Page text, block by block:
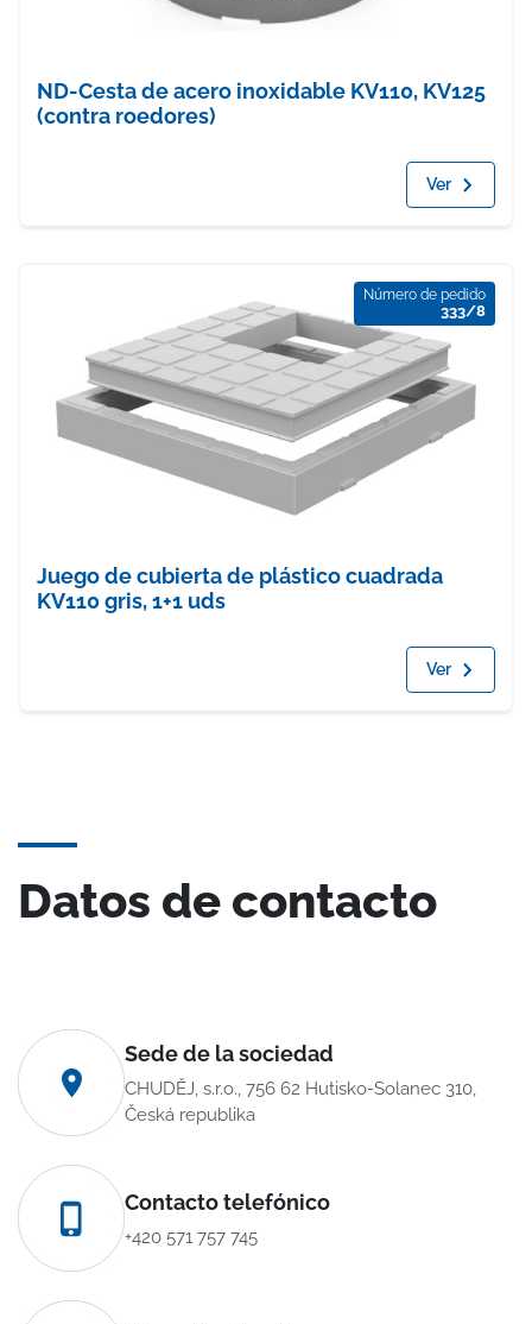
ND-Cesta de acero inoxidable KV110, KV125
(contra roedores)
Ver
Número de pedido
333/8
Juego de cubierta de plástico cuadrada
KV110 gris, 1+1 uds
Ver
Datos de contacto
Sede de la sociedad
CHUDĚJ, s.r.o., 756 62 Hutisko-Solanec 310,
Česká republika
Contacto telefónico
+420 571 757 745